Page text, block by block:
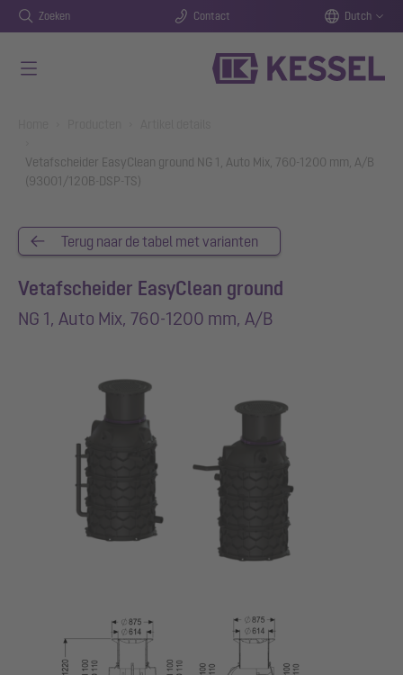
Zoeken Contact Dutch
Vetafscheider EasyClean ground NG 1, Auto Mix, 760-1200 mm, A/B
(93001/120B-DSP-TS)
Terug naar de tabel met varianten
Vetafscheider EasyClean ground
NG 1, Auto Mix, 760-1200 mm, A/B